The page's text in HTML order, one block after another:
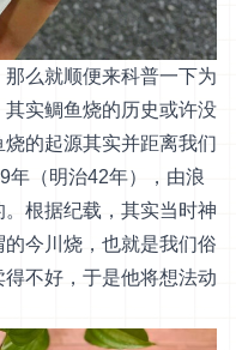
么就顺便来科普一下为
实鲷鱼烧的历史或许没
的起源其实并距离我们
年（明治42年），由浪
根据纪载，其实当时神
今川烧，也就是我们俗
不好，于是他将想法动